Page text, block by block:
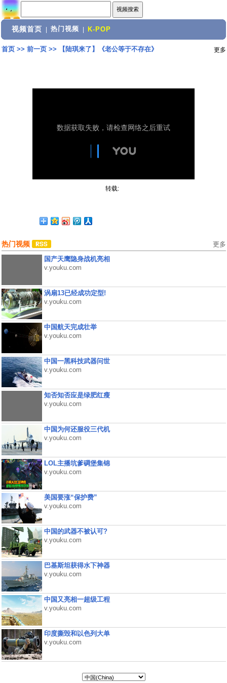
视频首页 热门视频 K-POP
首页>> 前一页>> 【陆琪来了】《老公等于不存在》 更多
转载:
热门视频 更多
国产天鹰隐身战机亮相
v.youku.com
涡扇13已经成功定型!
v.youku.com
中国航天完成壮举
v.youku.com
中国一黑科技武器问世
v.youku.com
知否知否应是绿肥红瘦
v.youku.com
中国为何还服役三代机
v.youku.com
LOL主播坑爹碉堡集锦
v.youku.com
美国要涨“保护费”
v.youku.com
中国的武器不被认可?
v.youku.com
巴基斯坦获得水下神器
v.youku.com
中国又亮相一超级工程
v.youku.com
印度撕毁和以色列大单
v.youku.com